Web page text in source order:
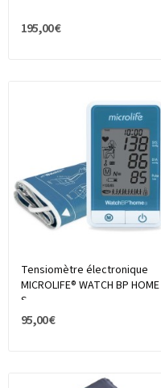
195,00 €
Tensiomètre électronique
MICROLIFE® WATCH BP HOME
S
95,00 €